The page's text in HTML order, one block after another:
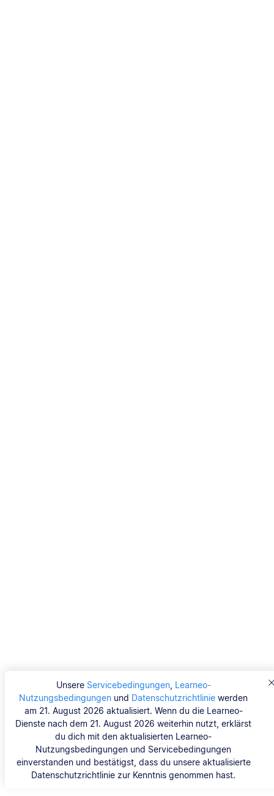
Unsere Servicebedingungen, Learneo-
Nutzungsbedingungen und Datenschutzrichtlinie werden
am 21. August 2026 aktualisiert. Wenn du die Learneo-
Dienste nach dem 21. August 2026 weiterhin nutzt, erklärst
du dich mit den aktualisierten Learneo-
Nutzungsbedingungen und Servicebedingungen
einverstanden und bestätigst, dass du unsere aktualisierte
Datenschutzrichtlinie zur Kenntnis genommen hast.